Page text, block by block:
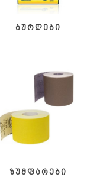
ბურღები
ზუმფარები